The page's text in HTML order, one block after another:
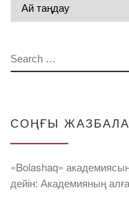
SEARCH
СОҢҒЫ
«Bolashaq»
дейін: Академияның